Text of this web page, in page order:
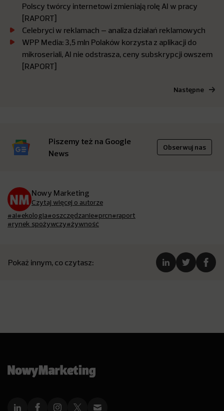
Polscy twórcy internetowi zmieniają rolę AI w pracy
[RAPORT]
Celebryci w reklamach – analiza działań reklamowych
WPP Media: 3,5 mln Polaków korzysta z aplikacji do
mikroseriali, AI nie odstrasza, ceny subskrypcji owszem
[RAPORT]
Następne
Piszemy też na Google
News
Obserwuj nas
Nowy Marketing
Czytaj więcej o autorze
#ai#ekologia#oszczędzanie#prcn#raport
#rynek spożywczy#żywność
Pokaż innym, co czytasz: